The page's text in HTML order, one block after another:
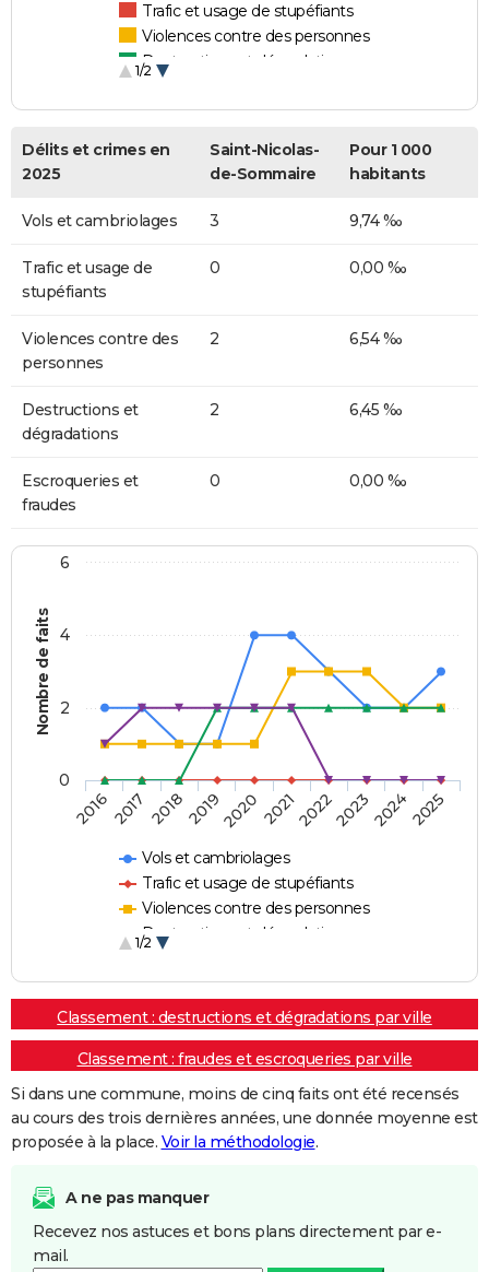
Trafic et usage de stupéfiants
Violences contre des personnes
Destructions et dégradations
1/2
Délits et crimes en
2025
Saint-Nicolas-
de-Sommaire
Pour 1 000
habitants
Vols et cambriolages 3 9,74 ‰
Trafic et usage de
stupéfiants
0 0,00 ‰
Violences contre des
personnes
2 6,54 ‰
Destructions et
dégradations
2 6,45 ‰
Escroqueries et
fraudes
0 0,00 ‰
Nombre de faits
Vols et cambriolages
Trafic et usage de stupéfiants
Violences contre des personnes
Destructions et dégradations
1/2
20162017 20182019202020212022202320242025
0
2
4
6
Classement : destructions et dégradations par ville
Classement : fraudes et escroqueries par ville
Si dans une commune, moins de cinq faits ont été recensés
au cours des trois dernières années, une donnée moyenne est
proposée à la place. Voir la méthodologie.
A ne pas manquer
Recevez nos astuces et bons plans directement par e-
mail.